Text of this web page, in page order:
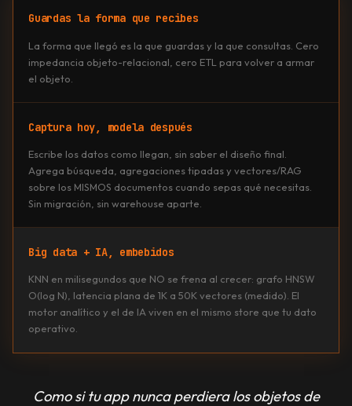
Guardas la forma que recibes
La forma que llegó es la que guardas y la que consultas. Cero
impedancia objeto-relacional, cero ETL para volver a armar
el objeto.
Captura hoy, modela después
Escribe los datos como llegan, sin saber el diseño final.
Agrega búsqueda, agregaciones tipadas y vectores/RAG
sobre los MISMOS documentos cuando sepas qué necesitas.
Sin migración, sin warehouse aparte.
Big data + IA, embebidos
KNN en milisegundos que NO se frena al crecer: grafo HNSW
O(log N), latencia plana de 1K a 50K vectores (medido). El
motor analítico y el de IA viven en el mismo store que tu dato
operativo.
Como si tu app nunca perdiera los objetos de